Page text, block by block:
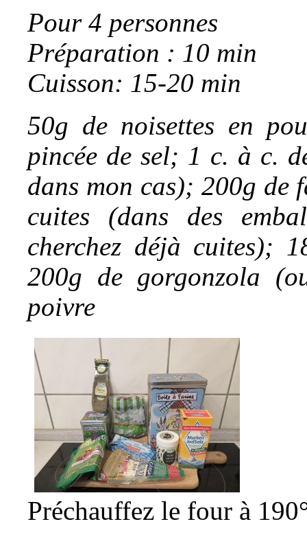
Pour 4 personnes
Préparation : 10 min
Cuisson: 15-20 min
50g de noisettes en
pincée de sel; 1 c. à c.
dans mon cas); 200g de
cuites (dans des
cherchez déjà cuites);
200g de gorgonzola
poivre
Préchauffez le four à